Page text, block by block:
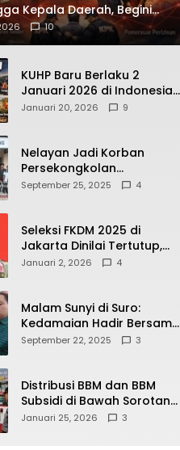
Kepala Daerah, Begini
yang Terbongkar
10
KUHP Baru Berlaku 2
Januari 2026 di Indonesia,
Apa Dampaknya bagi
Dipahami Publik
Januari 20, 2026 9
Nelayan Jadi Korban
Persekongkolan
Penyelewengan BBM
September 25, 2025 4
Seleksi FKDM 2025 di
Jakarta Dinilai Tertutup,
Transparansi
Januari 2, 2026 4
Malam Sunyi di Suro:
Kedamaian Hadir Bersama
Secangkir Kopi Hangat
September 22, 2025 3
Distribusi BBM dan BBM
Subsidi di Bawah Sorotan
Publik: Antara Kepentingan
Januari 25, 2026 3